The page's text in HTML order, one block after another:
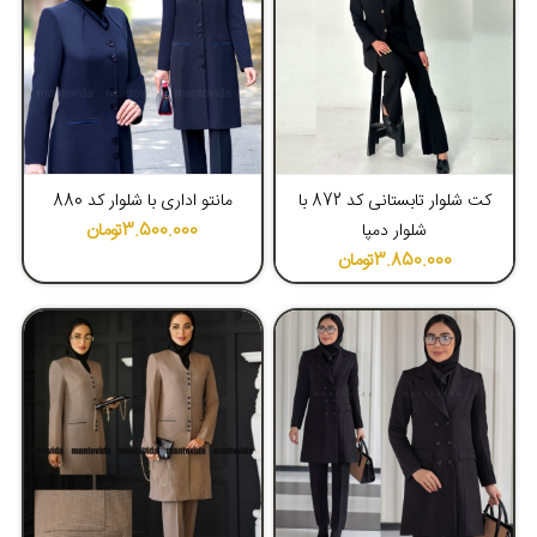
نکته مهم برای خرید مانتو شلوار
اداری
اگر تصمیم به خرید مانتو شلوار اداری به صورت عمده و یا جزئی گرفته‌اید،
نسبت به خریدلباس فرم زنانه مناسب اقدام نمایید. موارد زیر از جمله
مهم‌ترین فاکتورهای ضروری برای خرید محسوب می‌شوند که عبارت‌اند از:
1. برای چه کسانی مانتو شلوار اداری می‌خرید؟
لطفا دست نگه دارید! قبل از اقدام به خرید مانتو شلوار اداری باید هدف
خود را از خرید مشخص نمایید. به عنوان مثال باید برای این سوال پاسخ
مناسب بیابید که آیا برای کارفرمایان لباس اداری می‌خرید یا برای کارکنان؟
بهتر است که پوشش اداری کارکنان و کارفرمایان از نظر رنگ، مدل و سایر
ویژگی‌های دیگر تفاوت‌هایی با یکدیگر داشته باشند تا پرسنل و کارمندان
سازمان و اداره شما قابل تشخیص باشند. از طرفی نکته‌ای که حائز اهمیت
کت شلوار تابستانی کد 872 با
شلوار دمپا
3.850.000تومان
4.00
مانتو اداری با شلوار کد 880
3.500.000تومان